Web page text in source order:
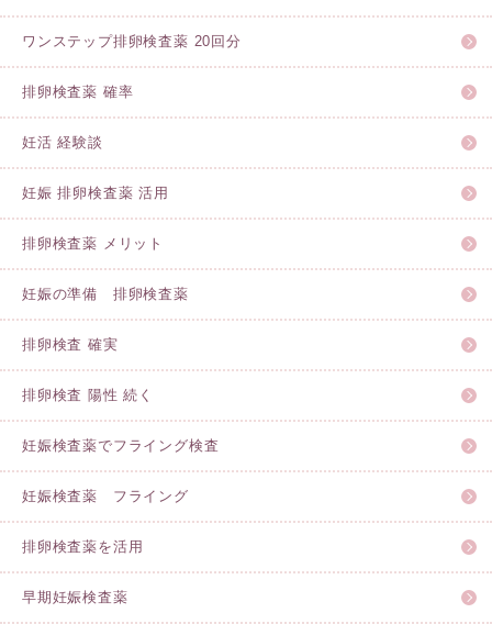
ワンステップ排卵検査薬 20回分
排卵検査薬 確率
妊活 経験談
妊娠 排卵検査薬 活用
排卵検査薬 メリット
妊娠の準備 排卵検査薬
排卵検査 確実
排卵検査 陽性 続く
妊娠検査薬でフライング検査
妊娠検査薬 フライング
排卵検査薬を活用
早期妊娠検査薬